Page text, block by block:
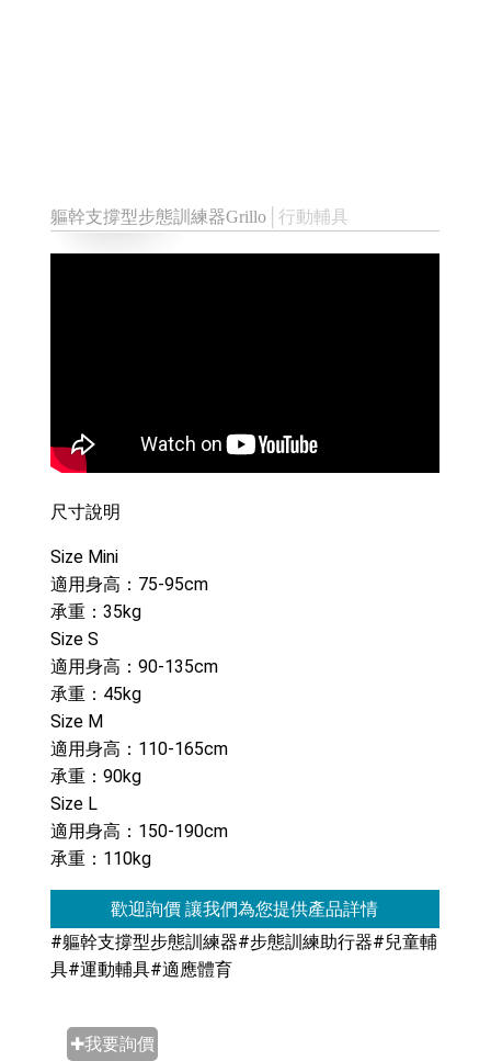
軀幹支撐型步態訓練器Grillo│行動輔具
尺寸說明
Size Mini
適用身高：75-95cm
承重：35kg
Size S
適用身高：90-135cm
承重：45kg
Size M
適用身高：110-165cm
承重：90kg
Size L
適用身高：150-190cm
承重：110kg
歡迎詢價 讓我們為您提供產品詳情
#軀幹支撐型步態訓練器#步態訓練助行器#兒童輔
具#運動輔具#適應體育
✚我要詢價